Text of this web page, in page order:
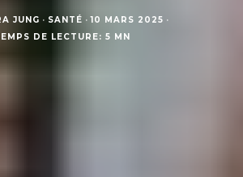
JUNG · SANTÉ · 10 MARS 2025 ·
DE LECTURE: 5 MN